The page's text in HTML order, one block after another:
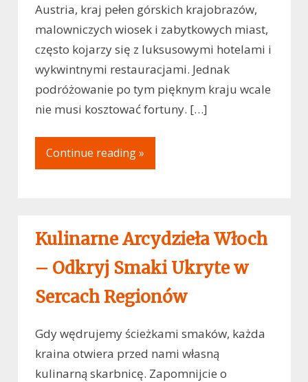
Austria, kraj pełen górskich krajobrazów,
malowniczych wiosek i zabytkowych miast,
często kojarzy się z luksusowymi hotelami i
wykwintnymi restauracjami. Jednak
podróżowanie po tym pięknym kraju wcale
nie musi kosztować fortuny. […]
Continue reading »
Kulinarne Arcydzieła Włoch
– Odkryj Smaki Ukryte w
Sercach Regionów
Gdy wędrujemy ścieżkami smaków, każda
kraina otwiera przed nami własną
kulinarną skarbnicę. Zapomnijcie o